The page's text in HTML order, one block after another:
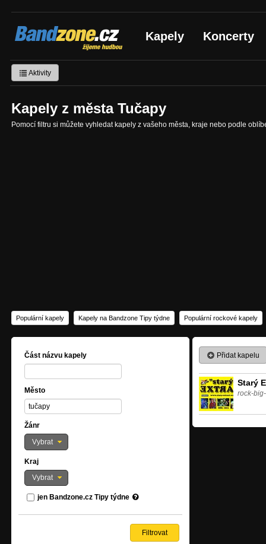
Bandzone.cz
žijeme hudbou Kapely Koncerty
Aktivity
Kapely z města Tučapy
Pomocí filtru si můžete vyhledat kapely z vašeho města, kraje nebo podle
Populární kapely Kapely na Bandzone Tipy týdne Populární rockové kapely
Část názvu kapely
Město
Žánr
Vybrat
Kraj
Vybrat
jen Bandzone.cz Tipy týdne
Přidat kapelu
Starý
rock-